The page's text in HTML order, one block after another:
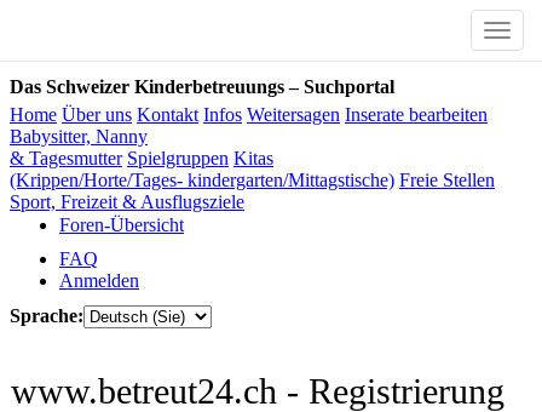
Toggle
Das Schweizer Kinderbetreuungs – Suchportal
Home Über uns Kontakt Infos Weitersagen Inserate bearbeiten
Babysitter, Nanny
& Tagesmutter Spielgruppen Kitas
(Krippen/Horte/Tages- kindergarten/Mittagstische) Freie Stellen
Sport, Freizeit & Ausflugsziele
Foren-Übersicht
FAQ
Anmelden
Sprache:
www.betreut24.ch - Registrierung